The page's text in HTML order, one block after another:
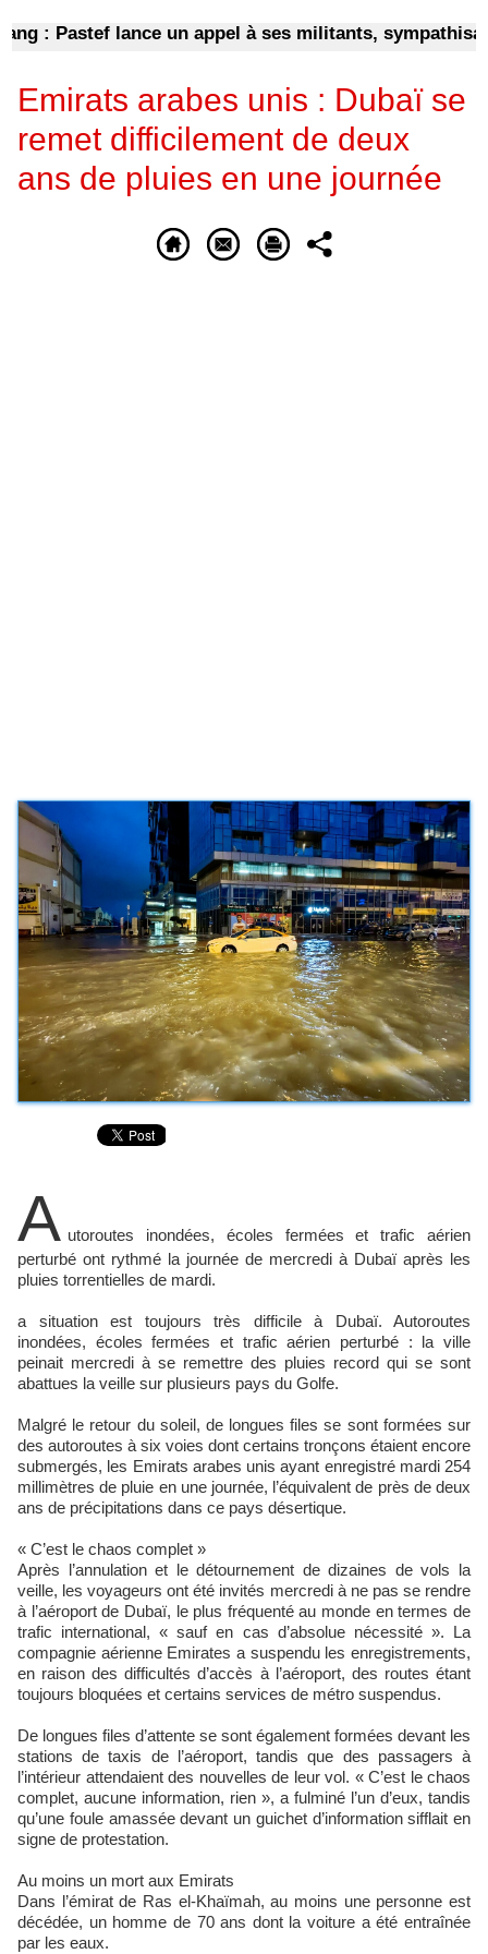
Pastef lance un appel à ses militants, sympathisants
Emirats arabes unis : Dubaï se
remet difficilement de deux
ans de pluies en une journée
A utoroutes inondées, écoles fermées et trafic aérien
perturbé ont rythmé la journée de mercredi à Dubaï après les
pluies torrentielles de mardi.
a situation est toujours très difficile à Dubaï. Autoroutes
inondées, écoles fermées et trafic aérien perturbé : la ville
peinait mercredi à se remettre des pluies record qui se sont
abattues la veille sur plusieurs pays du Golfe.
Malgré le retour du soleil, de longues files se sont formées sur
des autoroutes à six voies dont certains tronçons étaient encore
submergés, les Emirats arabes unis ayant enregistré mardi 254
millimètres de pluie en une journée, l’équivalent de près de deux
ans de précipitations dans ce pays désertique.
« C’est le chaos complet »
Après l’annulation et le détournement de dizaines de vols la
veille, les voyageurs ont été invités mercredi à ne pas se rendre
à l’aéroport de Dubaï, le plus fréquenté au monde en termes de
trafic international, « sauf en cas d’absolue nécessité ». La
compagnie aérienne Emirates a suspendu les enregistrements,
en raison des difficultés d’accès à l’aéroport, des routes étant
toujours bloquées et certains services de métro suspendus.
De longues files d’attente se sont également formées devant les
stations de taxis de l’aéroport, tandis que des passagers à
l’intérieur attendaient des nouvelles de leur vol. « C’est le chaos
complet, aucune information, rien », a fulminé l’un d’eux, tandis
qu’une foule amassée devant un guichet d’information sifflait en
signe de protestation.
Au moins un mort aux Emirats
Dans l’émirat de Ras el-Khaïmah, au moins une personne est
décédée, un homme de 70 ans dont la voiture a été entraînée
par les eaux.